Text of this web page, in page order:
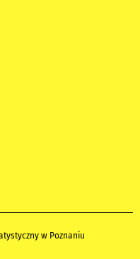
w Poznaniu